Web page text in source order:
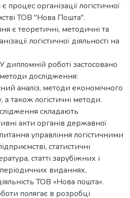
організації логістичної
ТОВ "Нова Пошта".
є теоретичні, методичні та
логістичної діяльності на
роботі застосовано
методи дослідження:
аналіз, методи економічного
а також логістичні методи.
складають
акти органів державної
управління логістичними
статистичні
статті зарубіжних і
виданнях,
ТОВ «Нова пошта».
полягає в розробці